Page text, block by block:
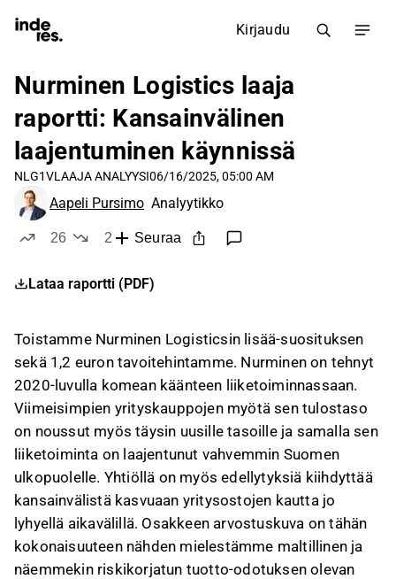
Kirjaudu
Nurminen Logistics laaja
raportti: Kansainvälinen
laajentuminen käynnissä
NLG1VLAAJA ANALYYSI06/16/2025, 05:00 AM
Aapeli Pursimo Analyytikko
26
2
Seuraa
Lataa raportti (PDF)
Toistamme Nurminen Logisticsin lisää-suosituksen
sekä 1,2 euron tavoitehintamme. Nurminen on tehnyt
2020-luvulla komean käänteen liiketoiminnassaan.
Viimeisimpien yrityskauppojen myötä sen tulostaso
on noussut myös täysin uusille tasoille ja samalla sen
liiketoiminta on laajentunut vahvemmin Suomen
ulkopuolelle. Yhtiöllä on myös edellytyksiä kiihdyttää
kansainvälistä kasvuaan yritysostojen kautta jo
lyhyellä aikavälillä. Osakkeen arvostuskuva on tähän
kokonaisuuteen nähden mielestämme maltillinen ja
näemmekin riskikorjatun tuotto-odotuksen olevan